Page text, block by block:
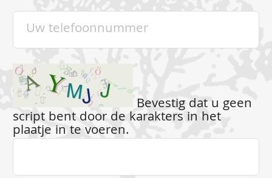
Bevestig dat u geen
script bent door de karakters in het
plaatje in te voeren.